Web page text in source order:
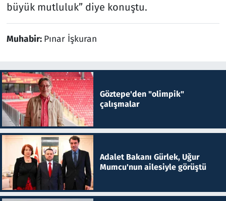
büyük mutluluk” diye konuştu.
Muhabir: Pınar İşkuran
Göztepe'den "olimpik"
çalışmalar
Adalet Bakanı Gürlek, Uğur
Mumcu'nun ailesiyle görüştü